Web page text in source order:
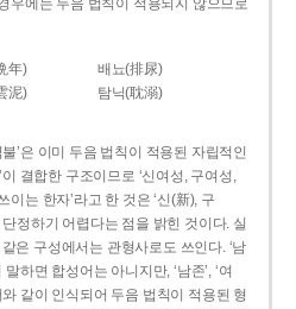
우에는 두음 법칙이 적용되지 않으므로
年)
배뇨(排尿)
泥) 탐닉(耽溺)
’은 이미 두음 법칙이 적용된 자립적인
이 결합한 구조이므로 ‘신여성, 구여성,
이는 한자’라고 한 것은 ‘신(新), 구
정하기 어렵다는 점을 밝힌 것이다. 실
같은 구성에서는 관형사로도 쓰인다. ‘남
하면 합성어는 아니지만, ‘남존’, ‘여
와 같이 인식되어 두음 법칙이 적용된 형